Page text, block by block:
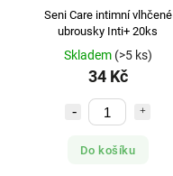
Seni Care intimní vlhčené
ubrousky Inti+ 20ks
Skladem (>5 ks)
34 Kč
Do košíku